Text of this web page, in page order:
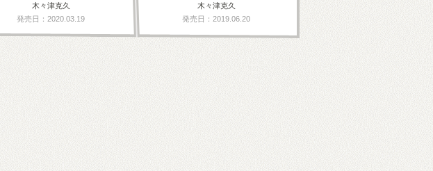
木々津克久
発売日：2020.03.19
木々津克久
発売日：2019.06.20